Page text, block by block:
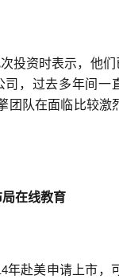
投资时表示，他
司，过去多年间一
团队在面临比较激
在线教育
年赴美申请上市，